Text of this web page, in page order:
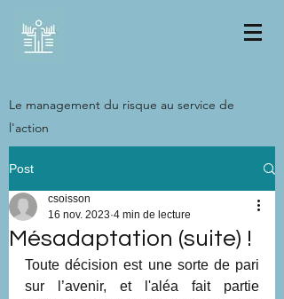
Le management du risque au service de
l'action
Post
Mésadaptation (suite) !
csoisson
16 nov. 2023 4 min de lecture
Toute décision est une sorte de pari
sur l’avenir, et l'aléa fait partie